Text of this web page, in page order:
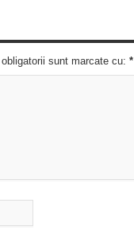
sunt marcate cu: *